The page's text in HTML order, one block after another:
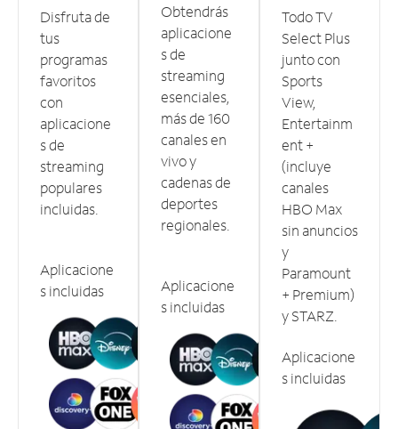
Disfruta de
tus
programas
favoritos
con
aplicacione
s de
streaming
populares
incluidas.
Aplicacione
s incluidas
Obtendrás
aplicacione
s de
streaming
esenciales,
más de 160
canales en
vivo y
cadenas de
deportes
regionales.
Aplicacione
s incluidas
Todo TV
Select Plus
junto con
Sports
View,
Entertainm
ent +
(incluye
canales
HBO Max
sin anuncios
y
Paramount
+ Premium)
y STARZ.
Aplicacione
s incluidas